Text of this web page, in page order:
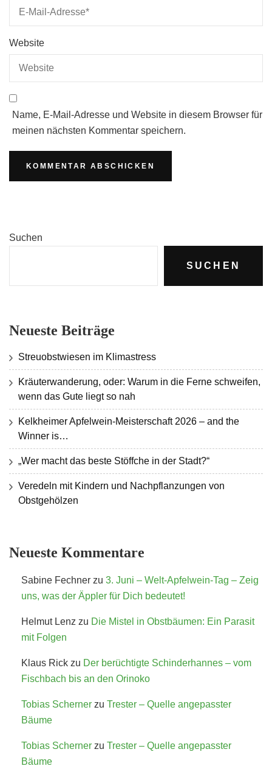
Website
Name, E-Mail-Adresse und Website in diesem Browser für
meinen nächsten Kommentar speichern.
Suchen
SUCHEN
Neueste Beiträge
Streuobstwiesen im Klimastress
Kräuterwanderung, oder: Warum in die Ferne schweifen,
wenn das Gute liegt so nah
Kelkheimer Apfelwein-Meisterschaft 2026 – and the
Winner is…
„Wer macht das beste Stöffche in der Stadt?“
Veredeln mit Kindern und Nachpflanzungen von
Obstgehölzen
Neueste Kommentare
Sabine Fechner zu 3. Juni – Welt-Apfelwein-Tag – Zeig
uns, was der Äppler für Dich bedeutet!
Helmut Lenz zu Die Mistel in Obstbäumen: Ein Parasit
mit Folgen
Klaus Rick zu Der berüchtigte Schinderhannes – vom
Fischbach bis an den Orinoko
Tobias Scherner zu Trester – Quelle angepasster
Bäume
Tobias Scherner zu Trester – Quelle angepasster
Bäume